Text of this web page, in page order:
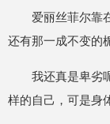
爱丽丝菲尔靠
还有那一成不变的
我还真是卑劣
样的自己，可是身